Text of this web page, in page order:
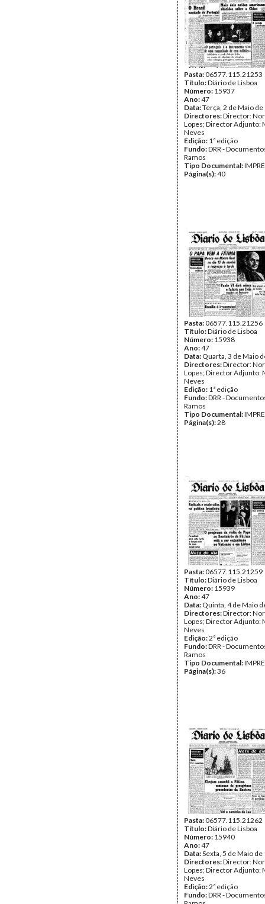
Pasta:06577.115.21253
Título:Diário de Lisboa
Número: 15937
Ano:47
Data:Terça, 2 de Maio
Directores:Director:
Lopes; Director Adjunto:
Neves
Edição: 1ª edição
Fundo:DRR -
Ramos
Tipo Documental:
Página(s):40
Pasta:06577.115.21256
Título:Diário de Lisboa
Número: 15938
Ano:47
Data: Quarta, 3 de Maio
Directores:Director:
Lopes; Director Adjunto:
Neves
Edição: 1ª edição
Fundo:DRR -
Ramos
Tipo Documental:
Página(s):28
Pasta:06577.115.21259
Título:Diário de Lisboa
Número: 15939
Ano:47
Data: Quinta, 4 de Maio
Directores:Director:
Lopes; Director Adjunto:
Neves
Edição:2ª edição
Fundo:DRR -
Ramos
Tipo Documental:
Página(s):36
Pasta:06577.115.21262
Título:Diário de Lisboa
Número: 15940
Ano:47
Data:Sexta, 5 de Maio de
Directores:Director:
Lopes; Director Adjunto:
Neves
Edição:2ª edição
Fundo:DRR -